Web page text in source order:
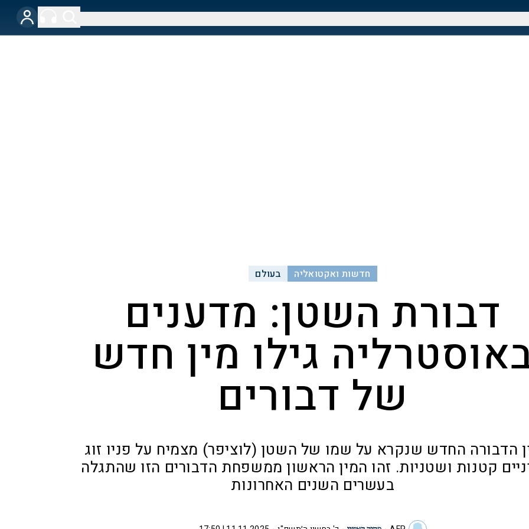
חדשות ואקטואליה בעולם
דבורת השטן: מדענים
גילו מין חדש
של דבורים
הדבורה החדש שנקרא על שמו של השטן (לוציפר) מצמיח על פניו זוג
קטנות ושטניות. זהו המין הראשון ממשפחת הדבורים הזו שהתגלה
בעשרים השנים האחרונות